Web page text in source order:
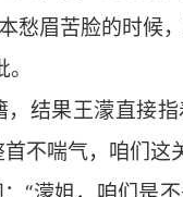
愁眉苦脸的时候
结果王濛直接指
不喘气，咱们这